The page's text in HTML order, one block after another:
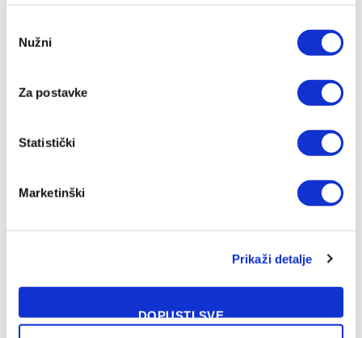
Selection
Nužni
Za postavke
Statistički
Marketinški
Prikaži detalje
DOPUSTI SVE
prvenstvu i Mediteranskim igrama